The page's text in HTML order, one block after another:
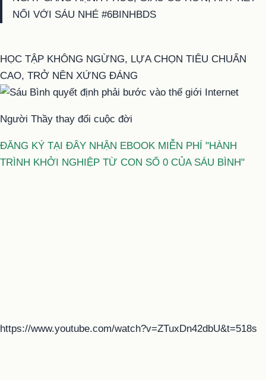
NỐI VỚI SÁU NHÉ #6BINHBDS
HỌC TẬP KHÔNG NGỪNG, LỰA CHỌN TIÊU CHUẨN
CAO, TRỞ NÊN XỨNG ĐÁNG
Người Thầy thay đổi cuộc đời
ĐĂNG KÝ TẠI ĐÂY NHẬN EBOOK MIỄN PHÍ "HÀNH
TRÌNH KHỞI NGHIỆP TỪ CON SỐ 0 CỦA SÁU BÌNH"
https://www.youtube.com/watch?v=ZTuxDn42dbU&t=518s